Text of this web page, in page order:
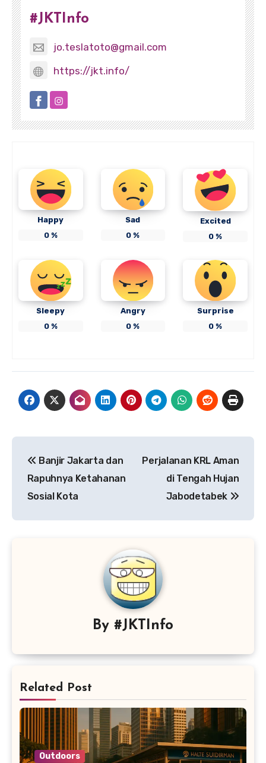
#JKTInfo
jo.teslatoto@gmail.com
https://jkt.info/
Happy
0%
Sad
0 %
Excited
0 %
Sleepy
0%
Angry
0 %
Surprise
0 %
pos
Banjir Jakarta dan
Rapuhnya Ketahanan
Sosial Kota
Perjalanan KRL Aman
di Tengah Hujan
Jabodetabek
By #JKTInfo
Related Post
Outdoors